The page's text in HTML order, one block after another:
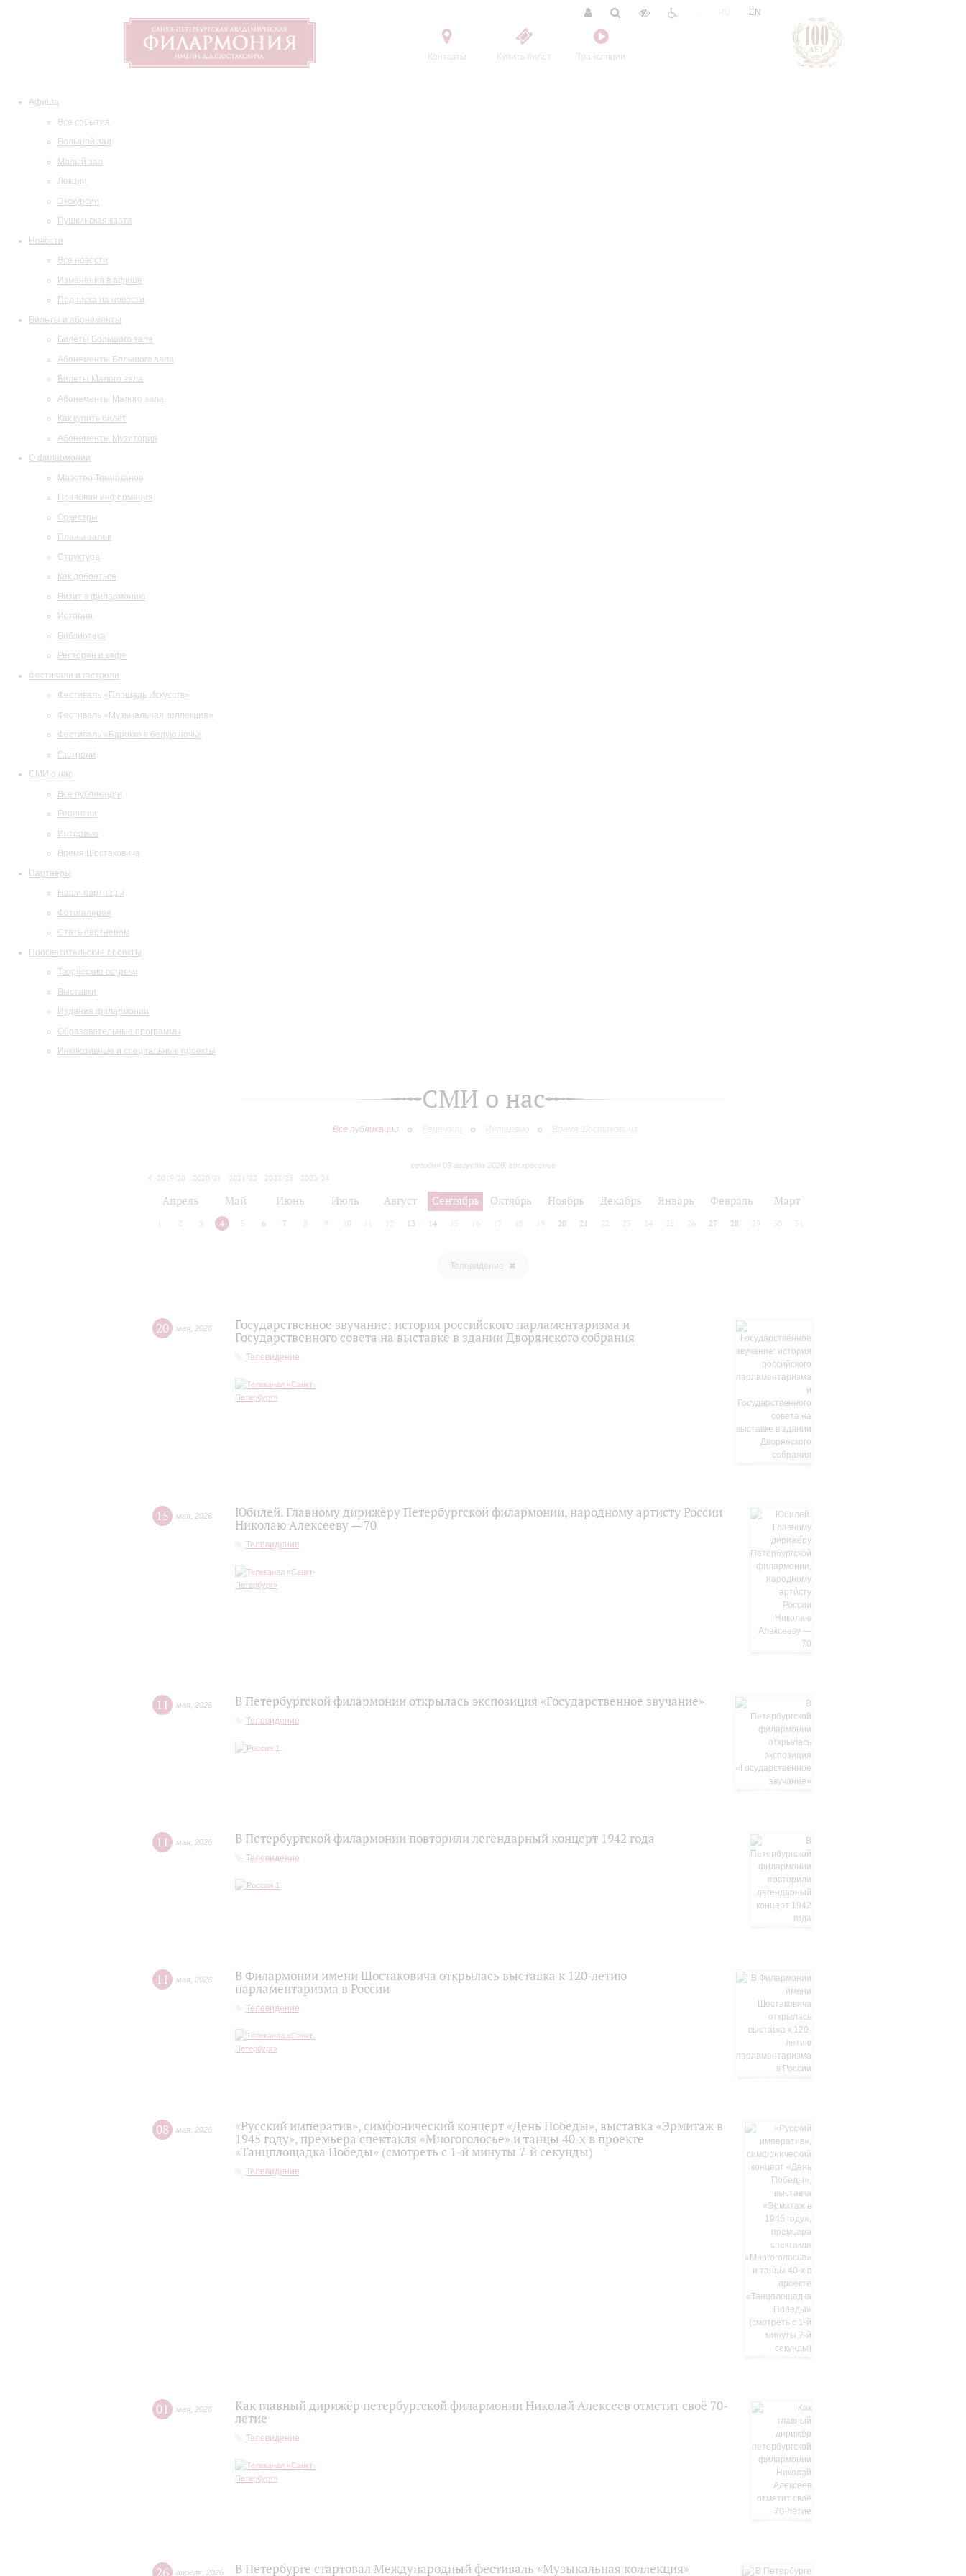
Контакты Купить билет Трансляции
EN
Афиша
Все события
Большой зал
Малый зал
Лекции
Экскурсии
Пушкинская карта
Новости
Все новости
Изменения в афише
Подписка на новости
Билеты и абонементы
Билеты Большого зала
Абонементы Большого зала
Билеты Малого зала
Абонементы Малого зала
Как купить билет
Абонементы Музитория
О филармонии
Маэстро Темирканов
Правовая информация
Оркестры
Планы залов
Структура
Как добраться
Визит в филармонию
История
Библиотека
Ресторан и кафе
Фестивали и гастроли
Фестиваль «Площадь Искусств»
Фестиваль «Музыкальная коллекция»
Фестиваль «Барокко в белую ночь»
Гастроли
СМИ о нас
Все публикации
Рецензии
Интервью
Время Шостаковича
Партнеры
Наши партнеры
Фотогалерея
Стать партнером
Просветительские проекты
Творческие встречи
Выставки
Издания филармонии
Образовательные программы
Инклюзивные и специальные проекты
СМИ о нас
Все публикации Рецензии Интервью Время Шостаковича
сегодня 09 августа 2026, воскресенье
2019/20 2020/21 2021/22 2022/23
2023/24
Апрель Май Июнь Июль Август Сентябрь Октябрь Ноябрь Декабрь Январь Февраль Март
2 3 4 5 6 7 8 9 10 12 13 14 15 16 17 18 19 20 21 22 23 24 25 26 27 28 29 30 31
Телевидение
20 мая 2026
Государственное звучание: история российского парламентаризма и
Государственного совета на выставке в здании Дворянского собрания
Телевидение
15 мая 2026
Юбилей. Главному дирижёру Петербургской филармонии, народному артисту России
Николаю Алексееву — 70
Телевидение
11 мая 2026 В Петербургской филармонии открылась экспозиция «Государственное звучание»
Телевидение
11 мая 2026 В Петербургской филармонии повторили легендарный концерт 1942 года
Телевидение
11 мая 2026
В Филармонии имени Шостаковича открылась выставка к 120-летию
парламентаризма в России
Телевидение
08 мая 2026
«Русский императив», симфонический концерт «День Победы», выставка «Эрмитаж в
1945 году», премьера спектакля «Многоголосье» и танцы 40-х в проекте
«Танцплощадка Победы» (смотреть с 1-й минуты 7-й секунды)
Телевидение
01 мая 2026
Как главный дирижёр петербургской филармонии Николай Алексеев отметит своё 70-
летие
Телевидение
26 апреля 2026 В Петербурге стартовал Международный фестиваль «Музыкальная коллекция»